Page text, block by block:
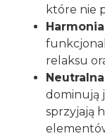
które nie
Harmonia
relaksu
dominują
sprzyjają